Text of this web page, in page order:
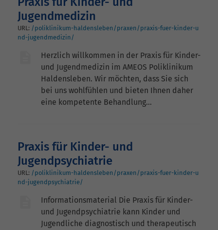
Jugendmedizin
URL: /poliklinikum-haldensleben/praxen/praxis-fuer-kinder-u
nd-jugendmedizin/
Herzlich willkommen in der Praxis für Kinder-
und Jugendmedizin im AMEOS Poliklinikum
Haldensleben. Wir möchten, dass Sie sich
bei uns wohlfühlen und bieten Ihnen daher
eine kompetente Behandlung…
Praxis für Kinder- und
Jugendpsychiatrie
URL: /poliklinikum-haldensleben/praxen/praxis-fuer-kinder-u
nd-jugendpsychiatrie/
Informationsmaterial Die Praxis für Kinder-
und Jugendpsychiatrie kann Kinder und
Jugendliche diagnostisch und therapeutisch